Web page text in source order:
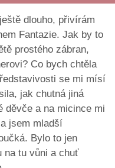
dlouho, přivírám
Fantazie. Jak by to
prostého zábran,
Co bych chtěla
se mi mísí
jak chutná jiná
děvče a na micince mi
jsem mladší
Bylo to jen
na tu vůni a chuť